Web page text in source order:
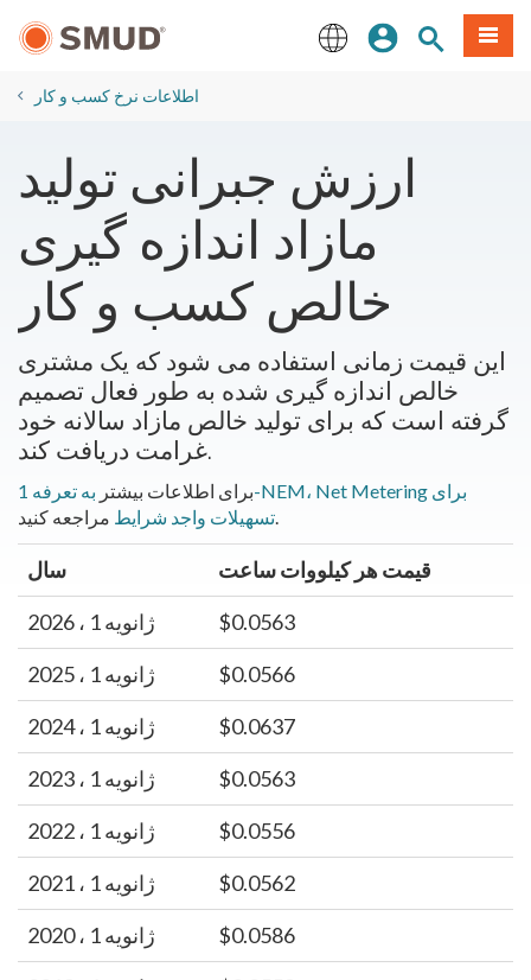
اصلی
ورودسایتمنو
اطلاعات نرخ کسب و کار
ارزش جبرانی تولید
مازاد اندازه گیری
خالص کسب و کار
این قیمت زمانی استفاده می شود که یک مشتری
خالص اندازه گیری شده به طور فعال تصمیم
گرفته است که برای تولید خالص مازاد سالانه خود
غرامت دریافت کند.
برای اطلاعات بیشتر
به تعرفه 1-NEM، Net Metering برای
تسهیلات واجد شرایطمراجعه کنید.
سال
قیمت هر کیلووات ساعت
ژانویه 1 ، 2026
$0.0563
ژانویه 1 ، 2025
$0.0566
ژانویه 1 ، 2024
$0.0637
ژانویه 1 ، 2023
$0.0563
ژانویه 1 ، 2022
$0.0556
ژانویه 1 ، 2021
$0.0562
ژانویه 1 ، 2020
$0.0586